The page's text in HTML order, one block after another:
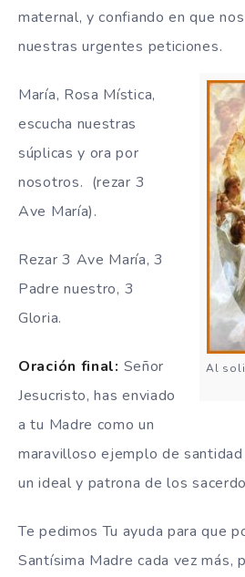
maternal, y confiando en que
nuestras urgentes peticiones.
Al
María, Rosa Mística,
escucha nuestras
súplicas y ora por
nosotros. (rezar 3
Ave María).
Rezar 3 Ave María,3
Padre nuestro, 3
Gloria.
Oración final: Señor
Jesucristo, has enviado
a tu Madre como un
maravilloso ejemplo de
un ideal y patrona de los
Te pedimos Tu ayuda para que
Santísima Madre cada vez más,